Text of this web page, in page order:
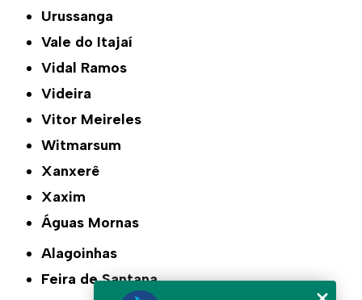
Urussanga
Vale do Itajaí
Vidal Ramos
Videira
Vitor Meireles
Witmarsum
Xanxerê
Xaxim
Águas Mornas
Alagoinhas
Feira de Santana